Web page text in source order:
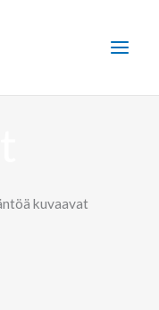
kuvaavat